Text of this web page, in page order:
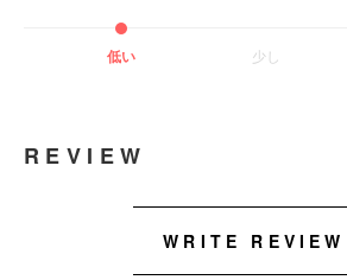
低い 少し
REVIEW
WRITE REVIEW